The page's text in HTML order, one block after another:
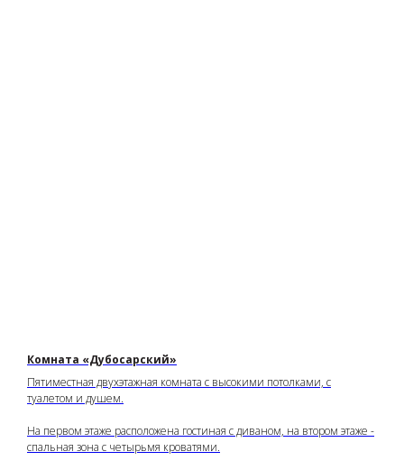
Комната «Дубосарский»
Пятиместная двухэтажная комната с высокими потолками, с
туалетом и душем.
На первом этаже расположена гостиная с диваном, на втором этаже -
спальная зона с четырьмя кроватями.